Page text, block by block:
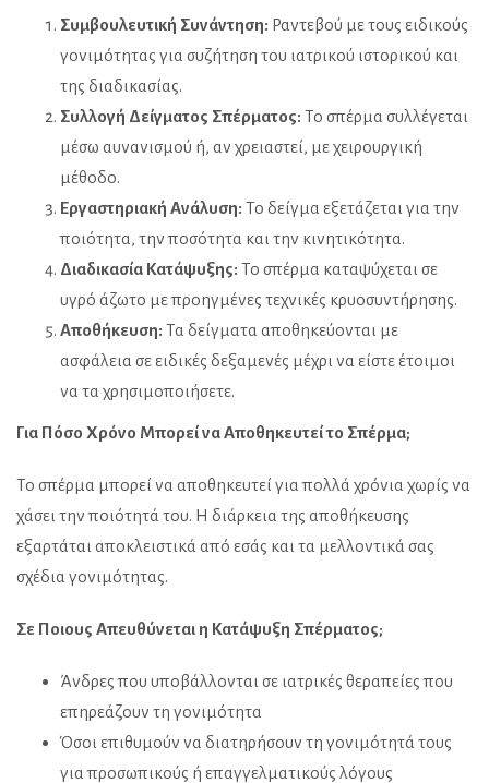
Συμβουλευτική Συνάντηση: Ραντεβού με τους ειδικούς
γονιμότητας για συζήτηση του ιατρικού ιστορικού και
της διαδικασίας.
Συλλογή Δείγματος Σπέρματος: Το σπέρμα συλλέγεται
μέσω αυνανισμού ή, αν χρειαστεί, με χειρουργική
μέθοδο.
Εργαστηριακή Ανάλυση: Το δείγμα εξετάζεται για την
ποιότητα, την ποσότητα και την κινητικότητα.
Διαδικασία Κατάψυξης: Το σπέρμα καταψύχεται σε
υγρό άζωτο με προηγμένες τεχνικές κρυοσυντήρησης.
Αποθήκευση: Τα δείγματα αποθηκεύονται με
ασφάλεια σε ειδικές δεξαμενές μέχρι να είστε έτοιμοι
να τα χρησιμοποιήσετε.
Για Πόσο Χρόνο Μπορεί να Αποθηκευτεί το Σπέρμα;
Το σπέρμα μπορεί να αποθηκευτεί για πολλά χρόνια χωρίς να
χάσει την ποιότητά του. Η διάρκεια της αποθήκευσης
εξαρτάται αποκλειστικά από εσάς και τα μελλοντικά σας
σχέδια γονιμότητας.
Σε Ποιους Απευθύνεται η Κατάψυξη Σπέρματος;
Άνδρες που υποβάλλονται σε ιατρικές θεραπείες που
επηρεάζουν τη γονιμότητα
Όσοι επιθυμούν να διατηρήσουν τη γονιμότητά τους
για προσωπικούς ή επαγγελματικούς λόγους